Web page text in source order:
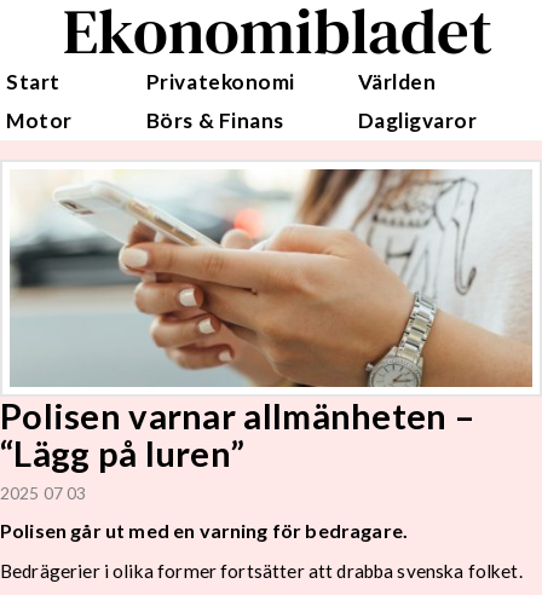
Ekonomibladet
Start Privatekonomi
Världen
Motor
Börs & Finans Dagligvaror
Polisen varnar allmänheten –
“Lägg på luren”
2025 07 03
Polisen går ut med en varning för bedragare.
Bedrägerier i olika former fortsätter att drabba svenska folket.